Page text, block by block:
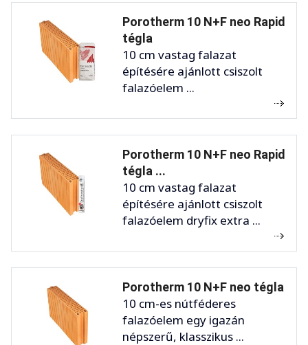
Porotherm 10 N+F neo Rapid
tégla
10 cm vastag falazat
építésére ajánlott csiszolt
falazóelem ...
Porotherm 10 N+F neo Rapid
tégla ...
10 cm vastag falazat
építésére ajánlott csiszolt
falazóelem dryfix extra ...
Porotherm 10 N+F neo tégla
10 cm-es nútféderes
falazóelem egy igazán
népszerű, klasszikus ...